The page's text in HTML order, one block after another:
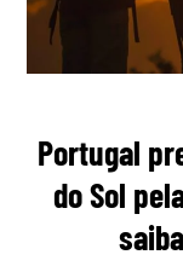
Portugal
do Sol